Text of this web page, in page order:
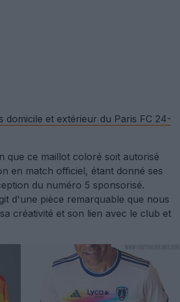
domicile et extérieur du Paris FC 24-
que ce maillot coloré soit autorisé
en match officiel, étant donné ses
du numéro 5 sponsorisé.
d'une pièce remarquable que nous
créativité et son lien avec le club et